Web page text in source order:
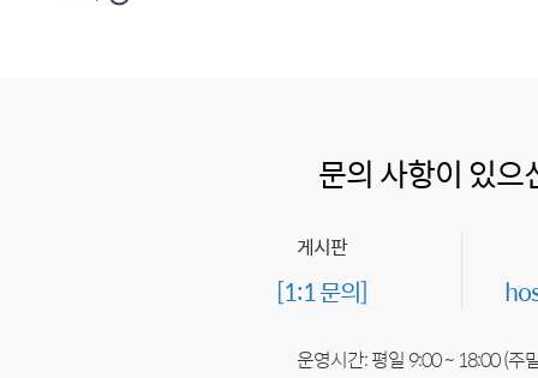
문의 사항이 있으
게시판
[1:1 문의]
운영시간: 평일 9:00 ~ 18:00 (주